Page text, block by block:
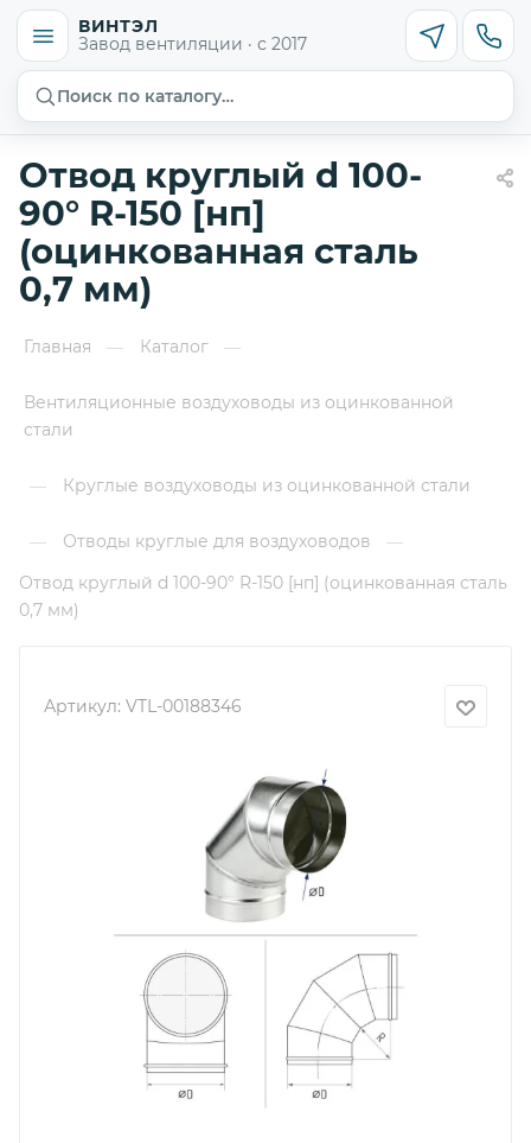
ВИНТЭЛ
Завод вентиляции · с 2017
Поиск по каталогу…
Отвод круглый d 100-
90° R-150 [нп]
(оцинкованная сталь
0,7 мм)
Главная — Каталог —
Вентиляционные воздуховоды из оцинкованной
стали
— Круглые воздуховоды из оцинкованной стали
— Отводы круглые для воздуховодов
—
Отвод круглый d 100-90° R-150 [нп] (оцинкованная сталь
0,7 мм)
Артикул: VTL-00188346